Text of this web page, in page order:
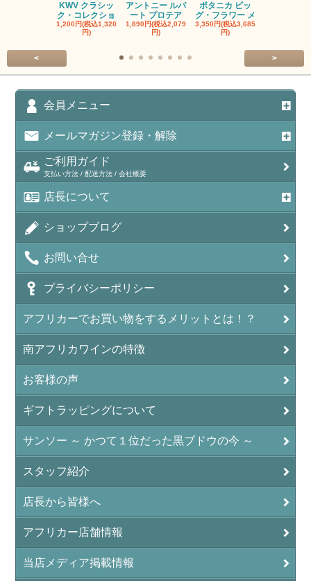
KWV クラシッ
ク・コレクショ
1,200円(税込1,320
円)
アントニー ルパ
ート プロテア
1,890円(税込2,079
円)
ボタニカ ビッ
グ・フラワー メ
3,350円(税込3,685
円)
< >
会員メニュー
メールマガジン登録・解除
ご利用ガイド
支払い方法 / 配送方法 / 会社概要
店長について
ショップブログ
お問い合せ
プライバシーポリシー
アフリカーでお買い物をするメリットとは！？
南アフリカワインの特徴
お客様の声
ギフトラッピングについて
サンソー ～ かつて１位だった黒ブドウの今 ～
スタッフ紹介
店長から皆様へ
アフリカー店舗情報
当店メディア掲載情報